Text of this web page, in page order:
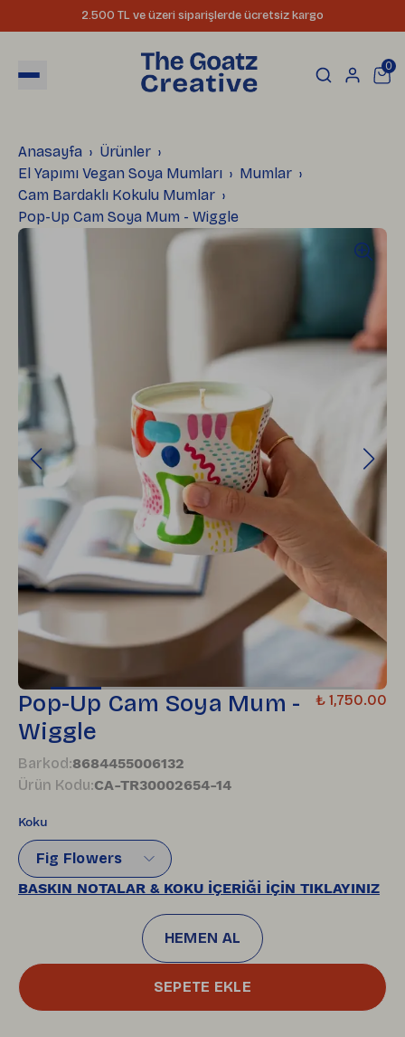
2.500 TL ve üzeri siparişlerde ücretsiz kargo
0
Anasayfa
Ürünler
El Yapımı Vegan Soya Mumları
Mumlar
Cam Bardaklı Kokulu Mumlar
Pop-Up Cam Soya Mum - Wiggle
Pop-Up Cam Soya Mum -
Wiggle
₺ 1,750.00
Barkod:8684455006132
Ürün Kodu:CA-TR30002654-14
Koku
Fig Flowers
BASKIN NOTALAR & KOKU İÇERİĞİ İÇİN TIKLAYINIZ
HEMEN AL
SEPETE EKLE